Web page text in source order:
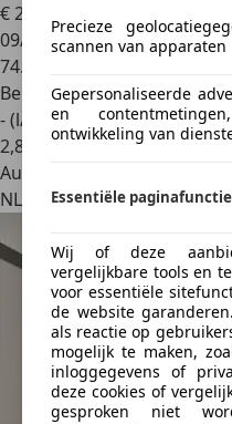
€ 29.450
09/2019
74.700 km
Benzine
- (l/100 km)
2,8
Autobedrijf
NL 7963 ADRuinen
Precieze
scannen van apparaten
Gepersonaliseerde
en
ontwikkeling van
Essentiële
Wij of deze
vergelijkbare tools en
voor essentiële
de website
als reactie op
mogelijk te maken,
inloggegevens of
deze cookies of
gesproken niet